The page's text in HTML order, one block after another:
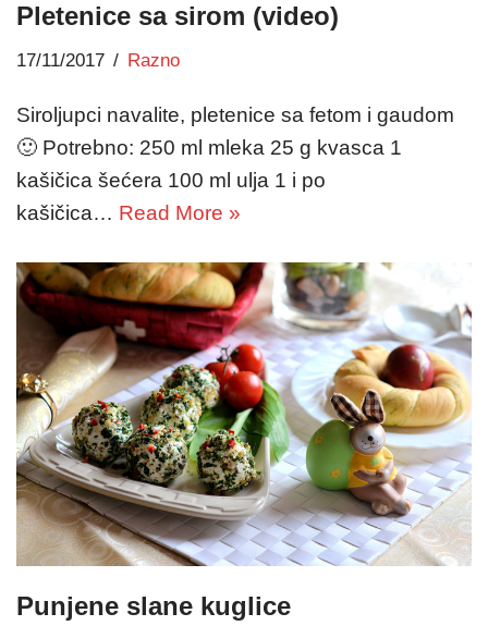
Pletenice sa sirom (video)
17/11/2017 Razno
Siroljupci navalite, pletenice sa fetom i gaudom
🙂 Potrebno: 250 ml mleka 25 g kvasca 1
kašičica šećera 100 ml ulja 1 i po
kašičica… Read More »
Punjene slane kuglice